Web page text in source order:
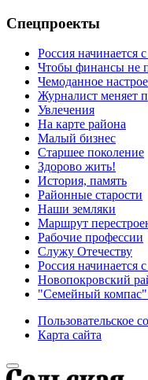
Спецпроекты
Россия начинается
Чтобы финансы не
Чемоданное
Журналист меняет
Увлечения
На карте района
Малый бизнес
Старшее поколение
Здорово жить!
История, память
Районные старости
Наши земляки
Маршрут
Рабочие профессии
Служу Отечеству
Россия начинается
Новопокровский
"Семейный компас"
Пользовательское
Карта сайта